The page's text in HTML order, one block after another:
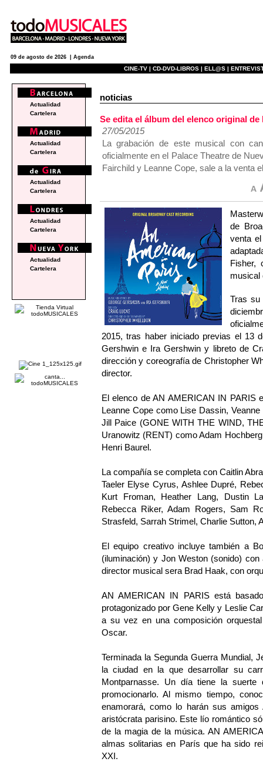
09 de agosto de 2026 | Agenda
CINE-TV | CD-DVD-LIBROS | ELL@S |
noticias
Se edita el álbum del elenco original
27/05/2015
La grabación de este musical con
oficialmente en el Palace Theatre de
Fairchild y Leanne Cope, sale a la venta
de
venta
Fisher,
musical
Tras su
2015, tras haber iniciado previas el 13
Gershwin e Ira Gershwin y libreto de
dirección y coreografía de Christopher
director.
El elenco de AN AMERICAN IN PARIS
Leanne Cope como Lise Dassin,
Jill Paice (GONE WITH THE WIND,
Uranowitz (RENT) como Adam
Henri Baurel.
La compañía se completa con Caitlin
Taeler Elyse Cyrus, Ashlee Dupré,
Kurt Froman, Heather Lang, Dustin
Rebecca Riker, Adam Rogers, Sam
Strasfeld, Sarrah Strimel, Charlie Sutton,
El equipo creativo incluye también a
(iluminación) y Jon Weston (sonido)
director musical sera Brad Haak, con
AN AMERICAN IN PARIS está
protagonizado por Gene Kelly y Leslie
a su vez en una composición
Oscar.
Terminada la Segunda Guerra Mundial,
la ciudad en la que desarrollar su
Montparnasse. Un día tiene la
promocionarlo. Al mismo tiempo,
enamorará, como lo harán sus
aristócrata parisino. Este lío romántico
de la magia de la música. AN
almas solitarias en París que ha sido
XXI.
Actualidad
Cartelera
Actualidad
Cartelera
Actualidad
Cartelera
Actualidad
Cartelera
Actualidad
Cartelera